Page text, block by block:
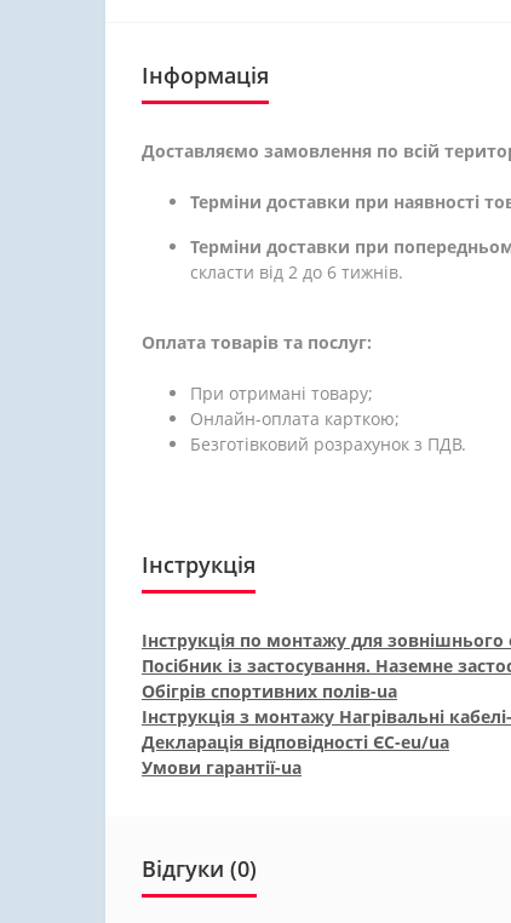
Інформація
Доставляємо замовлення по всій
Терміни доставки при наявності
Терміни доставки при
скласти від 2 до 6 тижнів.
Оплата товарів та послуг:
При отримані товару;
Онлайн-оплата карткою;
Безготівковий розрахунок з ПДВ.
Інструкція
Інструкція по монтажу для зовнішнього
Посібник із застосування. Наземне
Обігрів спортивних полів-ua
Інструкція з монтажу Нагрівальні
Декларація відповідності ЄС-eu/ua
Умови гарантії-ua
Відгуки (0)